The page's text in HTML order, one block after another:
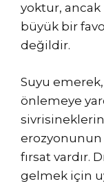
yoktur, ancak
büyük bir
değildir.
Suyu
önlemeye
erozyonunun
fırsat vardır.
gelmek için